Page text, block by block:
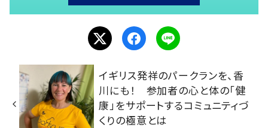
イギリス発祥のパークランを、香
川にも！ 参加者の心と体の「健
康」をサポートするコミュニティづ
くりの極意とは